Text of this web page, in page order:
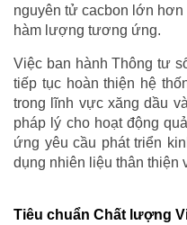
nguyên tử cacbon lớn
hàm lượng tương ứng.
Việc ban hành Thông tư
tiếp tục hoàn thiện hệ
trong lĩnh vực xăng dầu
pháp lý cho hoạt động
ứng yêu cầu phát triển
dụng nhiên liệu thân thiện
Đỗ
Tiêu chuẩn Chất lượng